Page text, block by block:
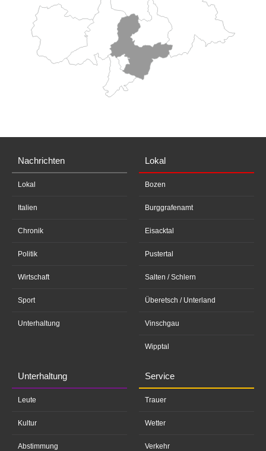
Nachrichten
Lokal
Italien
Chronik
Politik
Wirtschaft
Sport
Unterhaltung
Lokal
Bozen
Burggrafenamt
Eisacktal
Pustertal
Salten / Schlern
Überetsch / Unterland
Vinschgau
Wipptal
Unterhaltung
Leute
Kultur
Abstimmung
Service
Trauer
Wetter
Verkehr